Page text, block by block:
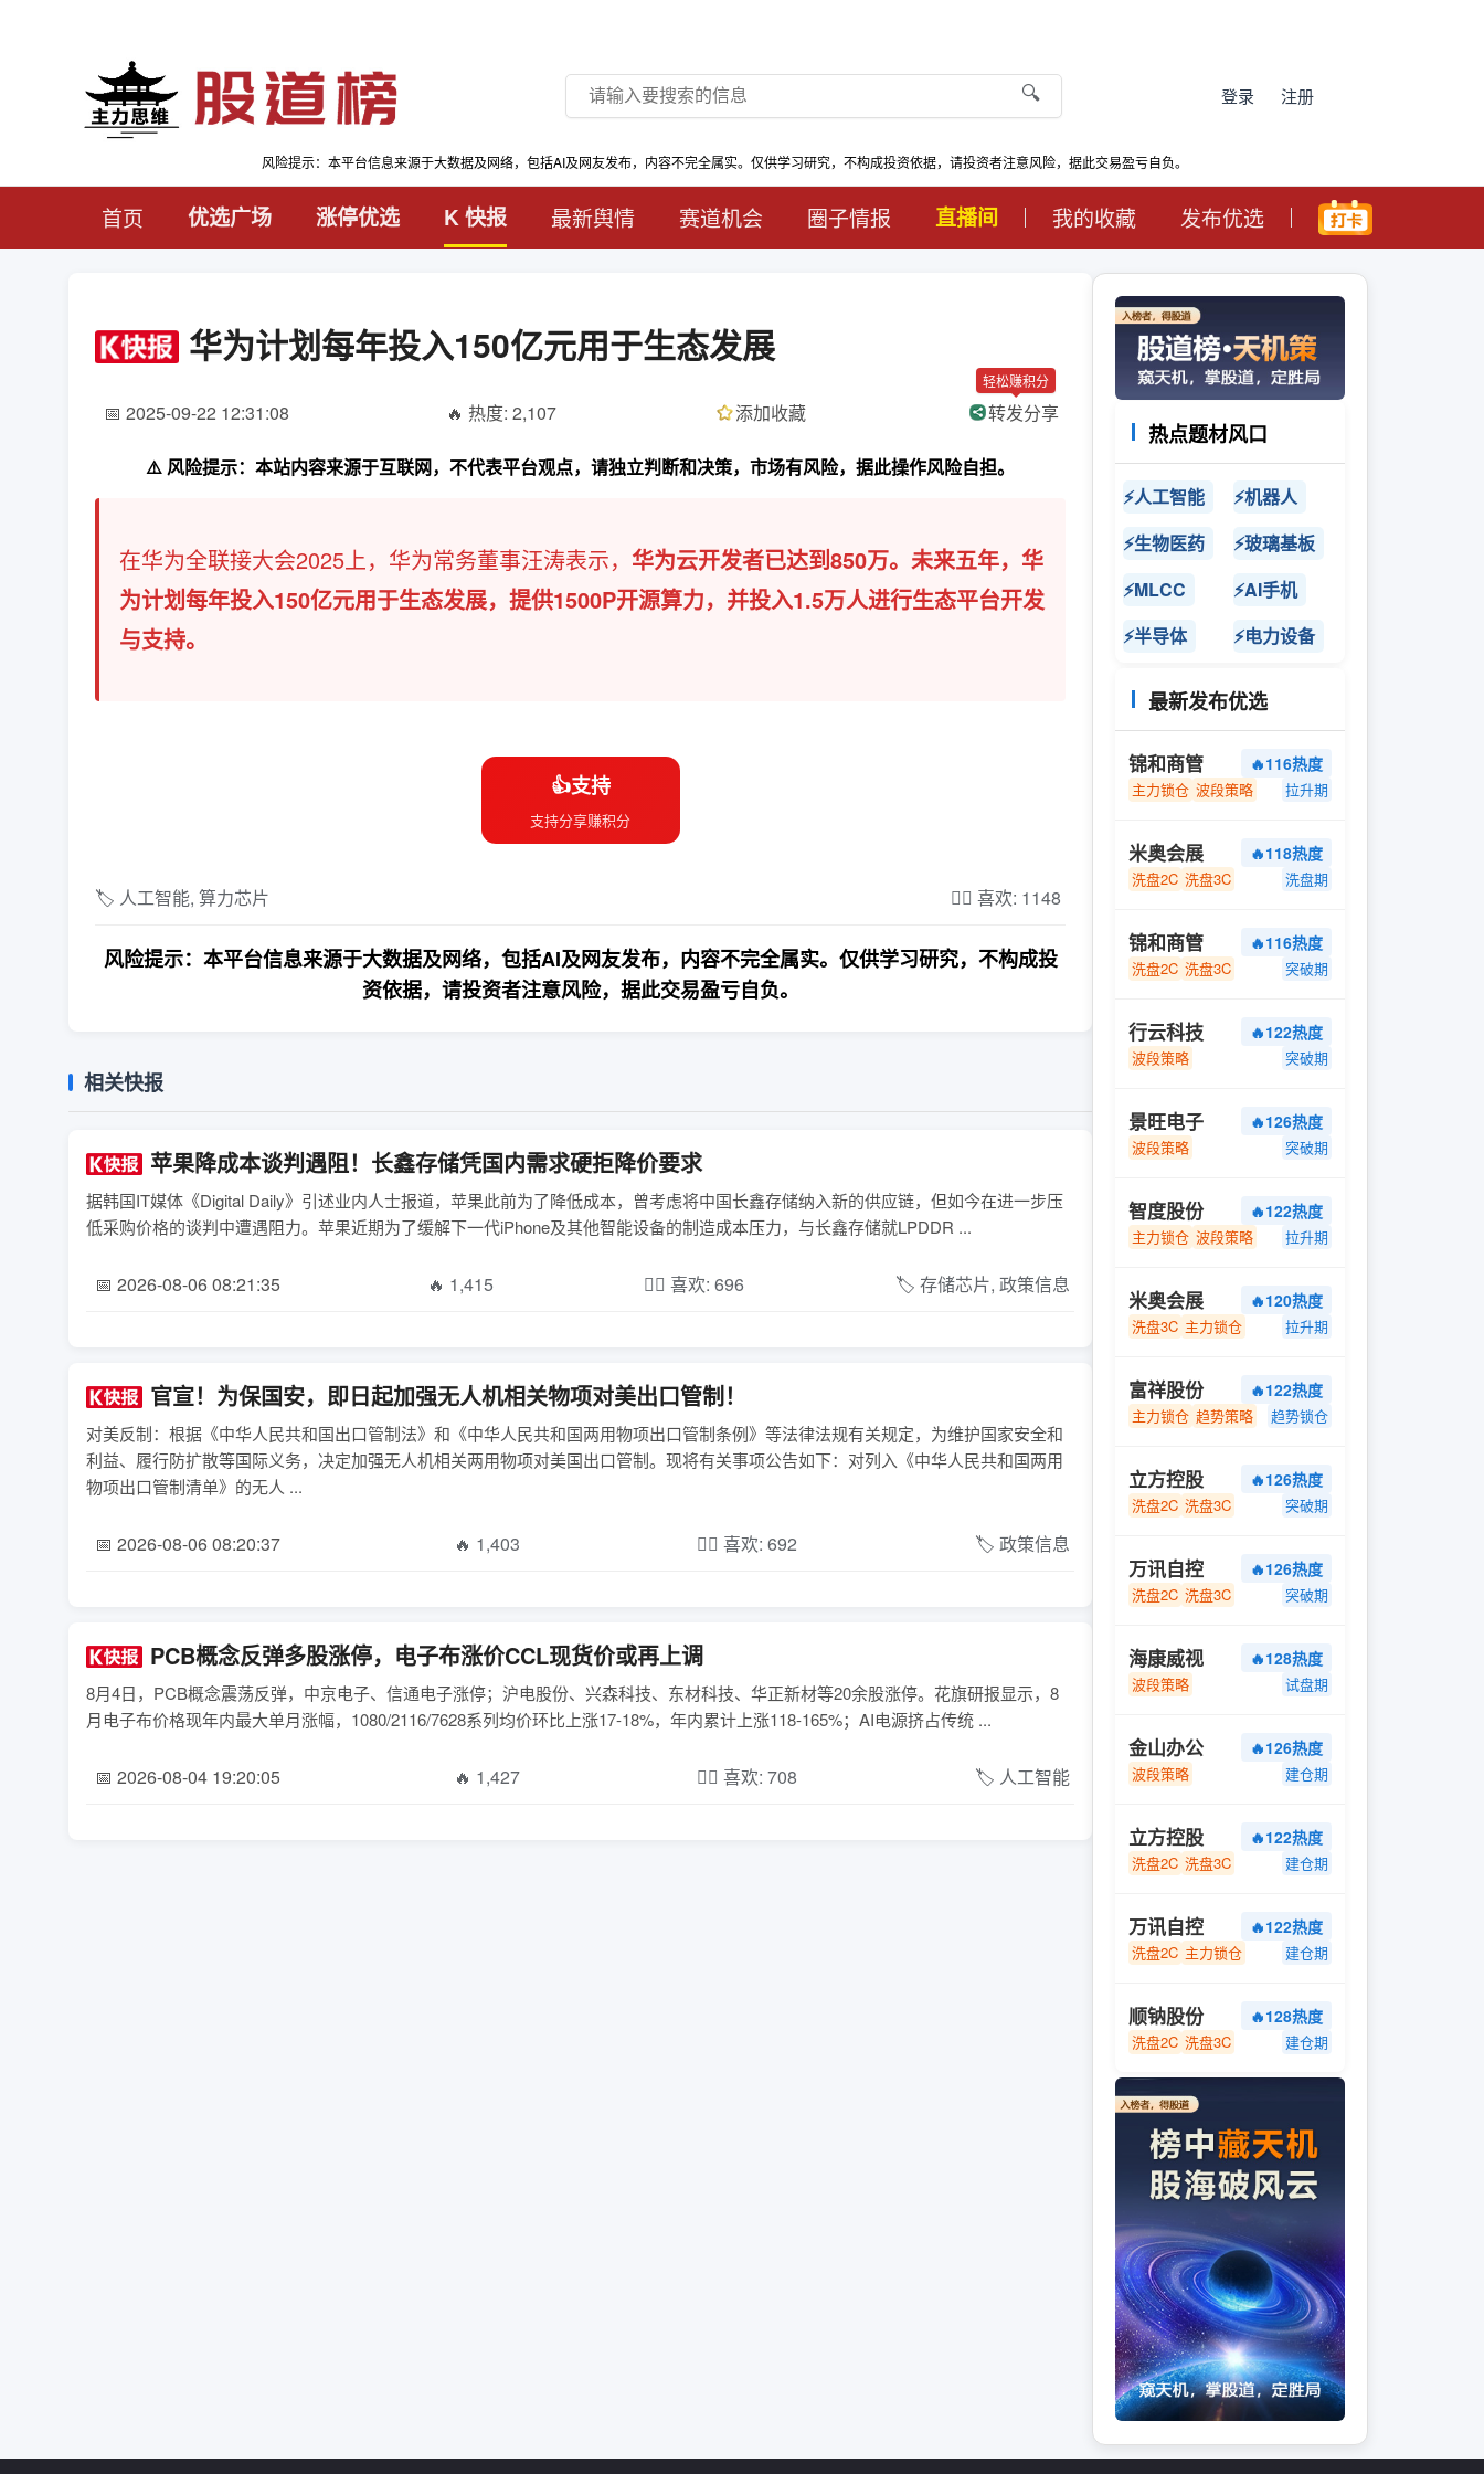
🔍 登录 注册
风险提示：本平台信息来源于大数据及网络，包括AI及网友发布，内容不完全属实。仅供学习研究，不构成投资依据，请投资者注意风险，据此交易盈亏自负。
首页 优选广场 涨停优选 K 快报 最新舆情 赛道机会 圈子情报 直播间 我的收藏 发布优选
华为计划每年投入150亿元用于生态发展
📅 2025-09-22 12:31:08 🔥 热度: 2,107 添加收藏
轻松赚积分
转发分享
⚠️ 风险提示：本站内容来源于互联网，不代表平台观点，请独立判断和决策，市场有风险，据此操作风险自担。
在华为全联接大会2025上，华为常务董事汪涛表示， 华为云开发者已达到850万。未来五年，华
为计划每年投入150亿元用于生态发展，提供1500P开源算力，并投入1.5万人进行生态平台开发
与支持。
👍支持
支持分享赚积分
🏷️ 人工智能, 算力芯片 ❤️‍🔥 喜欢: 1148
风险提示：本平台信息来源于大数据及网络，包括AI及网友发布，内容不完全属实。仅供学习研究，不构成投
资依据，请投资者注意风险，据此交易盈亏自负。
相关快报
苹果降成本谈判遇阻！长鑫存储凭国内需求硬拒降价要求
据韩国IT媒体《Digital Daily》引述业内人士报道，苹果此前为了降低成本，曾考虑将中国长鑫存储纳入新的供应链，但如今在进一步压
低采购价格的谈判中遭遇阻力。苹果近期为了缓解下一代iPhone及其他智能设备的制造成本压力，与长鑫存储就LPDDR ...
📅 2026-08-06 08:21:35 🔥 1,415 ❤️‍🔥 喜欢: 696 🏷️ 存储芯片, 政策信息
官宣！为保国安，即日起加强无人机相关物项对美出口管制！
对美反制：根据《中华人民共和国出口管制法》和《中华人民共和国两用物项出口管制条例》等法律法规有关规定，为维护国家安全和
利益、履行防扩散等国际义务，决定加强无人机相关两用物项对美国出口管制。现将有关事项公告如下：对列入《中华人民共和国两用
物项出口管制清单》的无人 ...
📅 2026-08-06 08:20:37 🔥 1,403 ❤️‍🔥 喜欢: 692 🏷️ 政策信息
PCB概念反弹多股涨停，电子布涨价CCL现货价或再上调
8月4日，PCB概念震荡反弹，中京电子、信通电子涨停；沪电股份、兴森科技、东材科技、华正新材等20余股涨停。花旗研报显示，8
月电子布价格现年内最大单月涨幅，1080/2116/7628系列均价环比上涨17-18%，年内累计上涨118-165%；AI电源挤占传统 ...
📅 2026-08-04 19:20:05 🔥 1,427 ❤️‍🔥 喜欢: 708 🏷️ 人工智能
热点题材风口
⚡人工智能
⚡机器人
⚡生物医药
⚡玻璃基板
⚡MLCC
⚡AI手机
⚡半导体
⚡电力设备
最新发布优选
锦和商管 🔥116热度
主力锁仓 波段策略 拉升期
米奥会展 🔥118热度
洗盘2C 洗盘3C 洗盘期
锦和商管 🔥116热度
洗盘2C 洗盘3C 突破期
行云科技 🔥122热度
波段策略 突破期
景旺电子 🔥126热度
波段策略 突破期
智度股份 🔥122热度
主力锁仓 波段策略 拉升期
米奥会展 🔥120热度
洗盘3C 主力锁仓 拉升期
富祥股份 🔥122热度
主力锁仓 趋势策略 趋势锁仓
立方控股 🔥126热度
洗盘2C 洗盘3C 突破期
万讯自控 🔥126热度
洗盘2C 洗盘3C 突破期
海康威视 🔥128热度
波段策略 试盘期
金山办公 🔥126热度
波段策略 建仓期
立方控股 🔥122热度
洗盘2C 洗盘3C 建仓期
万讯自控 🔥122热度
洗盘2C 主力锁仓 建仓期
顺钠股份 🔥128热度
洗盘2C 洗盘3C 建仓期